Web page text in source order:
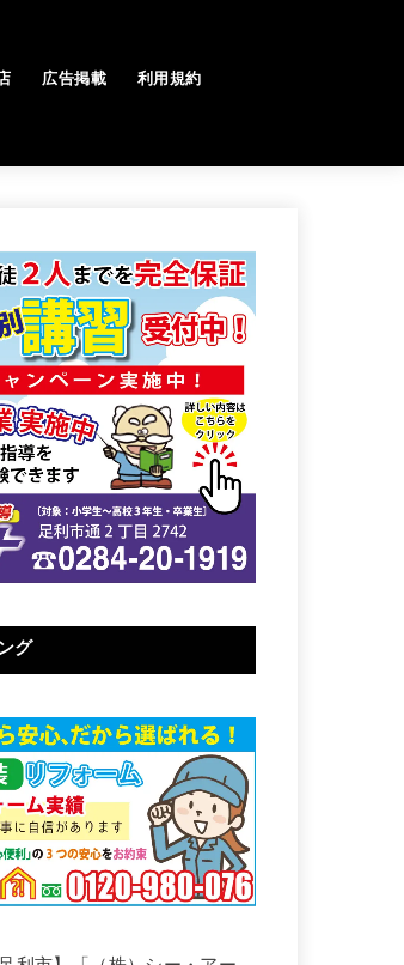
広告掲載 利用規約
グ